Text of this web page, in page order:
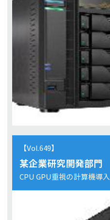
【Vol.649】
某企業研究開発部門
CPU GPU重視の計算機導入